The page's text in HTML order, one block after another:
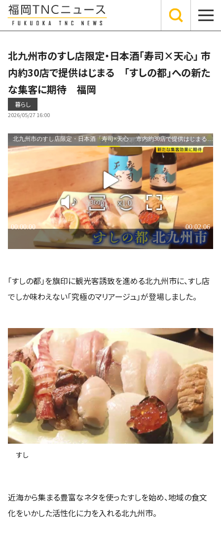
北九州市のすし店限定・日本酒「寿司×天心」 市
内約30店で提供はじまる 「すしの都」への新た
な集客に期待 福岡
暮らし
2026/05/27 16:00
「すしの都」を旗印に観光客誘致を進める北九州市に、すし店
でしか味わえない「究極のマリアージュ」が登場しました。
すし
近海から集まる豊富なネタを使ったすしを始め、地域の食文
化をいかした活性化に力を入れる北九州市。